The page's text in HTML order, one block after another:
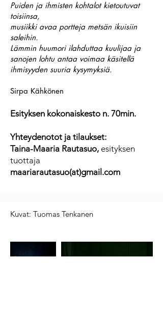
Puiden ja ihmisten kohtalot kietoutuvat
toisiinsa,
musiikki avaa portteja metsän ikuisiin
saleihin.
Lämmin huumori ilahduttaa kuulijaa ja
sanojen lohtu antaa voimaa käsitellä
ihmisyyden suuria kysymyksiä.
Sirpa Kähkönen
Esityksen kokonaiskesto n. 70min.
Yhteydenotot ja tilaukset:
Taina-Maaria Rautasuo, esityksen
tuottaja
maariarautasuo(at)gmail.com
Kuvat: Tuomas Tenkanen